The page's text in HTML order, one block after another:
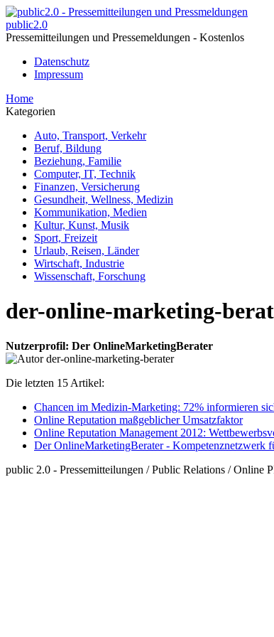
public2.0
Pressemitteilungen und Pressemeldungen - Kostenlos
Datenschutz
Impressum
Home
Kategorien
Auto, Transport, Verkehr
Beruf, Bildung
Beziehung, Familie
Computer, IT, Technik
Finanzen, Versicherung
Gesundheit, Wellness, Medizin
Kommunikation, Medien
Kultur, Kunst, Musik
Sport, Freizeit
Urlaub, Reisen, Länder
Wirtschaft, Industrie
Wissenschaft, Forschung
der-online-marketing-
Nutzerprofil: Der OnlineMarketingBerater
Die letzten 15 Artikel:
Chancen im Medizin-Marketing: 72% informieren
Online Reputation maßgeblicher Umsatzfaktor
Online Reputation Management 2012:
Der OnlineMarketingBerater - Kompetenznetzwerk
public 2.0 - Pressemitteilungen / Public Relations / Online